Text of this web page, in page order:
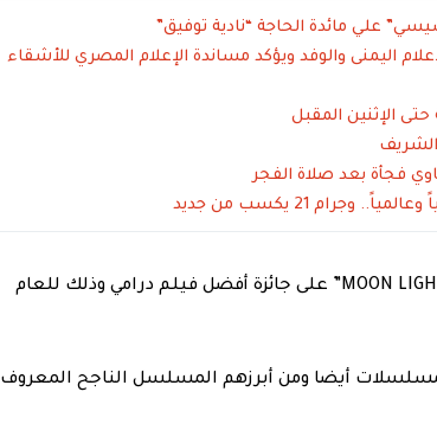
علي مائدة الحاجة “نادية توفيق”
اليمنى والوفد ويؤكد مساندة الإعلام المصري للأشقاء
الإثنين المقبل
الشريف
فجأة بعد صلاة الفجر
21 يكسب من جديد
وقد كانت من أبرز هذه الأفلام هو فيلم “MOON LIGHT” على جائزة أفضل فيلم درامي وذلك للعام
أيضا ومن أبرزهم المسلسل الناجح المعروف